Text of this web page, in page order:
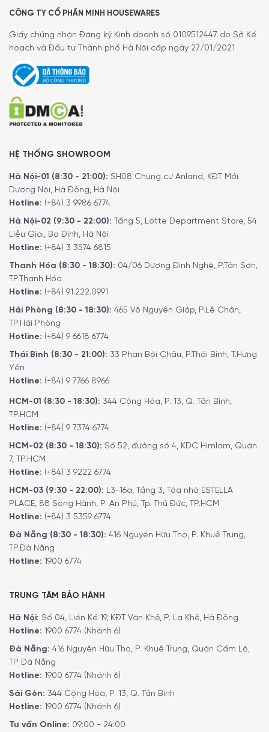
tiến, đảm bảo mỗi tách cà phê đều là một trải nghiệm
tuyệt vời.
CÔNG TY CỔ PHẦN MINH HOUSEWARES
Giấy chứng nhận Đăng ký Kinh doanh số 0109512447 do Sở Kế
hoạch và Đầu tư Thành phố Hà Nội cấp ngày 27/01/2021
HỆ THỐNG SHOWROOM
Hà Nội-01 (8:30 - 21:00): SH08 Chung cư Anland, KĐT Mới
Dương Nội, Hà Đông, Hà Nội
Hotline: (+84) 3 9986 6774
Hà Nội-02 (9:30 - 22:00): Tầng 5, Lotte Department Store, 54
Liễu Giai, Ba Đình, Hà Nội
Hotline: (+84) 3 3574 6815
Thanh Hóa (8:30 - 18:30): 04/06 Dương Đình Nghệ, P.Tân Sơn,
TP.Thanh Hóa
Hotline: (+84) 91.222.0991
Hải Phòng (8:30 - 18:30): 465 Võ Nguyên Giáp, P.Lê Chân,
TP.Hải Phòng
Hotline: (+84) 9 6618 6774
Thái Bình (8:30 - 21:00): 33 Phan Bội Châu, P.Thái Bình, T.Hưng
Yên
Hotline: (+84) 9 7766 8966
HCM-01 (8:30 - 18:30): 344 Cộng Hòa, P. 13, Q. Tân Bình,
TP.HCM
Hotline: (+84) 9 7374 6774
HCM-02 (8:30 - 18:30): Số 52, đường số 4, KDC Himlam, Quận
7, TP.HCM
Hotline: (+84) 3 9222 6774
HCM-03 (9:30 - 22:00): L3-16a, Tầng 3, Tòa nhà ESTELLA
PLACE, 88 Song Hành, P. An Phú, Tp. Thủ Đức, TP.HCM
Hotline: (+84) 3 5359 6774
Đà Nẵng (8:30 - 18:30): 416 Nguyễn Hữu Thọ, P. Khuê Trung,
TP.Đà Nẵng
Hotline: 1900 6774
TRUNG TÂM BẢO HÀNH
Hà Nội: Số 04, Liền Kề 19, KĐT Văn Khê, P. La Khê, Hà Đông
Hotline: 1900 6774 (Nhánh 6)
Đà Nẵng: 416 Nguyễn Hữu Thọ, P. Khuê Trung, Quận Cẩm Lệ,
TP Đà Nẵng
Hotline: 1900 6774 (Nhánh 6)
Sài Gòn: 344 Cộng Hòa, P. 13, Q. Tân Bình
Hotline: 1900 6774 (Nhánh 6)
Tư vấn Online: 09:00 - 24:00